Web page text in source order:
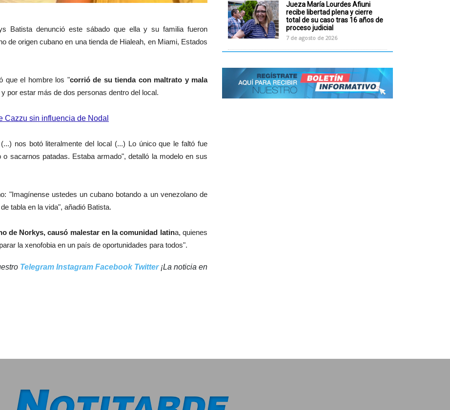
Batista denunció este sábado que ella y su familia fueron
de origen cubano en una tienda de Hialeah, en Miami, Estados
que el hombre los "corrió de su tienda con maltrato y mala
y por estar más de dos personas dentro del local.
Cazzu sin influencia de Nodal
nos botó literalmente del local (...) Lo único que le faltó fue
sacarnos patadas. Estaba armado", detalló la modelo en sus
"Imagínense ustedes un cubano botando a un venezolano de
tabla en la vida", añadió Batista.
de Norkys, causó malestar en la comunidad latina, quienes
la xenofobia en un país de oportunidades para todos".
Telegram Instagram Facebook Twitter¡La noticia en
Jueza María Lourdes Afiuni
recibe libertad plena y cierre
total de su caso tras 16 años de
proceso judicial
7 de agosto de 2026